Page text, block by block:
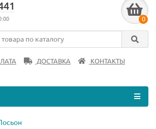
0
ДОСТАВКА
КОНТАКТЫ